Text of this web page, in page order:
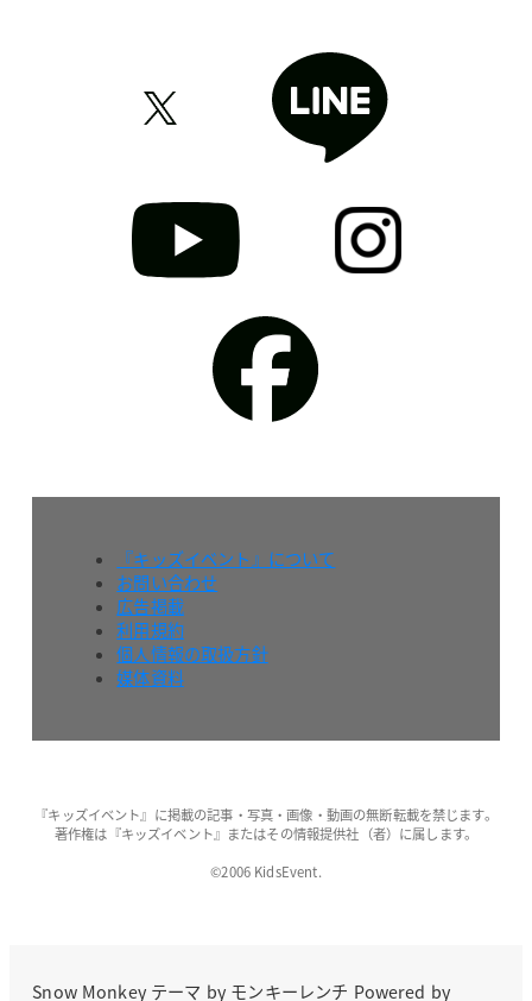
『キッズイベント』について
お問い合わせ
広告掲載
利用規約
個人情報の取扱方針
媒体資料
『キッズイベント』に掲載の記事・写真・画像・動画の無断転載を禁じます。
著作権は『キッズイベント』またはその情報提供社（者）に属します。
©2006 KidsEvent.
Snow Monkeyテーマ by モンキーレンチ Powered by